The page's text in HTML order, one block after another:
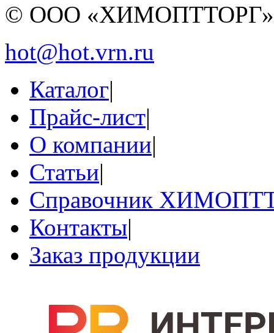
© ООО
hot@hot.vrn.ru
Каталог|
Прайс-лист|
О компании|
Статьи|
Справочник
Контакты|
Заказ продукции